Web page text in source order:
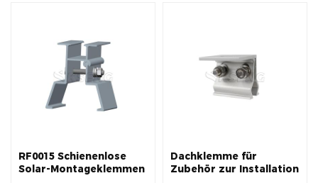
RF0015 Schienenlose
Solar-Montageklemmen
Dachklemme für
Zubehör zur Installation